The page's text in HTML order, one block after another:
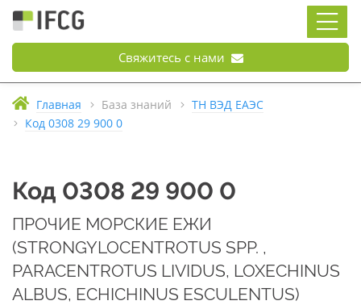
Свяжитесь с нами
Главная База знаний
ТН ВЭД ЕАЭС
Код 0308 29 900 0
Код 0308 29 900 0
ПРОЧИЕ МОРСКИЕ ЕЖИ
(STRONGYLOCENTROTUS SPP. ,
PARACENTROTUS LIVIDUS, LOXECHINUS
ALBUS, ECHICHINUS ESCULENTUS)